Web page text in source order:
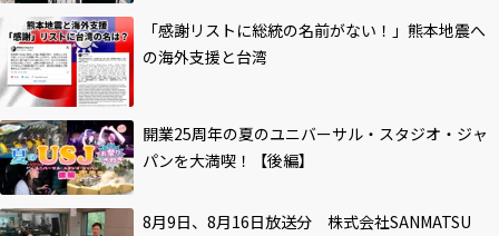
「感謝リストに総統の名前がない！」熊本地震へ
の海外支援と台湾
開業25周年の夏のユニバーサル・スタジオ・ジャ
パンを大満喫！【後編】
8月9日、8月16日放送分 株式会社SANMATSU